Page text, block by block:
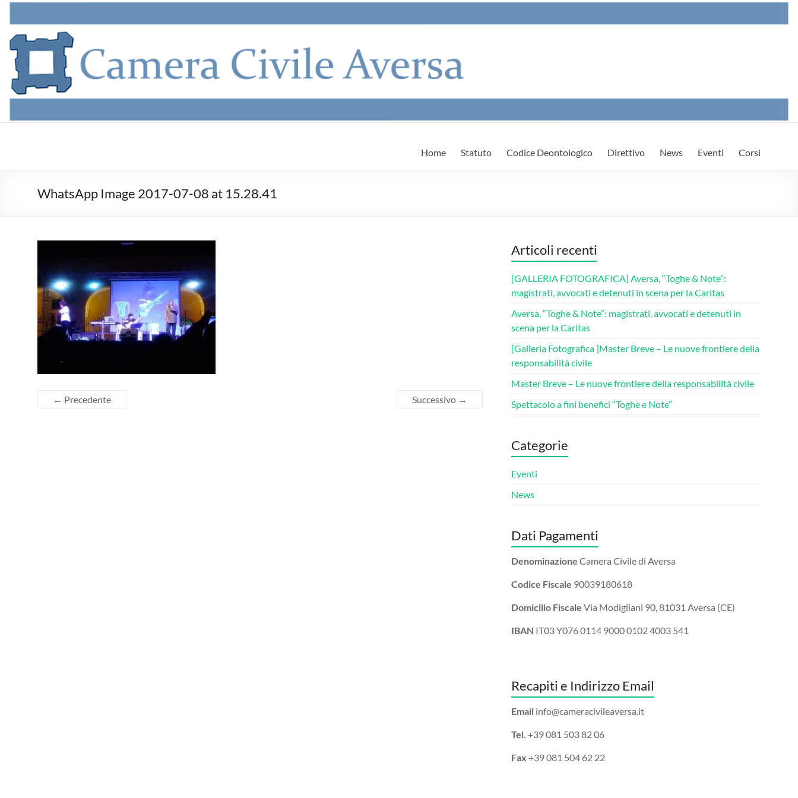
Salta
contenuto
Aversa
Home Statuto Codice Deontologico Direttivo News Eventi Corsi
WhatsApp Image 2017-07-08 at 15.28.41
← Precedente Successivo →
Articoli recenti
[GALLERIA FOTOGRAFICA] Aversa, “Toghe & Note”:
magistrati, avvocati e detenuti in scena per la Caritas
Aversa, “Toghe & Note”: magistrati, avvocati e detenuti in
scena per la Caritas
[Galleria Fotografica ]Master Breve – Le nuove frontiere della
responsabilità civile
Master Breve – Le nuove frontiere della responsabilità civile
Spettacolo a fini benefici “Toghe e Note”
Categorie
Eventi
News
Dati Pagamenti
Denominazione Camera Civile di Aversa
Codice Fiscale 90039180618
Domicilio Fiscale Via Modigliani 90, 81031 Aversa (CE)
IBAN IT03 Y076 0114 9000 0102 4003 541
Recapiti e Indirizzo Email
Email info@cameracivileaversa.it
Tel. +39 081 503 82 06
Fax +39 081 504 62 22